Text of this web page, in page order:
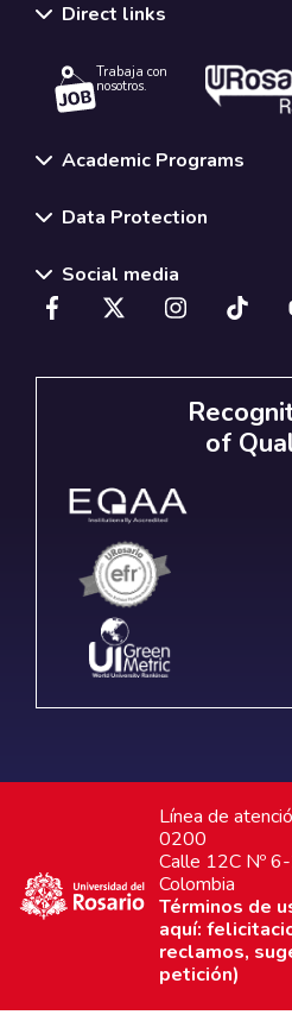
Direct links
Trabaja con
nosotros.
Academic Programs
Data Protection
Social media
of
Línea de
0200
Calle 12C Nº
Colombia
Términos de
aquí:
reclamos,
petición)